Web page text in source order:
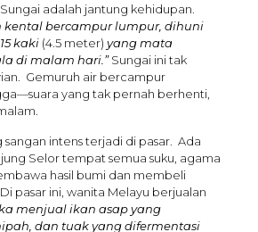
adalah jantung kehidupan.
kental bercampur lumpur, dihuni
kaki (4.5 meter) yang mata
di malam hari.”Sungai ini tak
Gemuruh air bercampur
yang tak pernah berhenti,
sangan intens terjadi di pasar. Ada
Selor tempat semua suku, agama
hasil bumi dan membeli
pasar ini, wanita Melayu berjualan
menjual ikan asap yang
dan tuak yang difermentasi